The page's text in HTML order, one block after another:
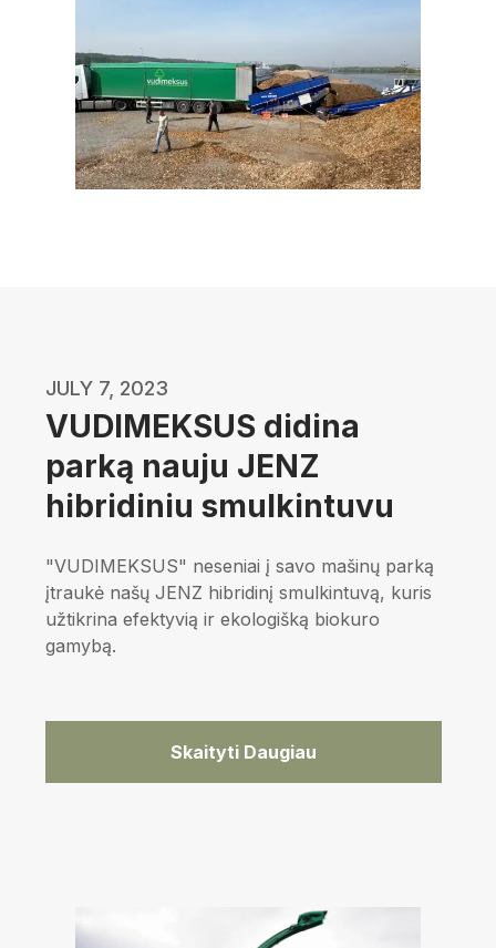
JULY 7, 2023
VUDIMEKSUS didina
parką nauju JENZ
hibridiniu smulkintuvu
"VUDIMEKSUS" neseniai į savo mašinų parką
įtraukė našų JENZ hibridinį smulkintuvą, kuris
užtikrina efektyvią ir ekologišką biokuro
gamybą.
Skaityti Daugiau